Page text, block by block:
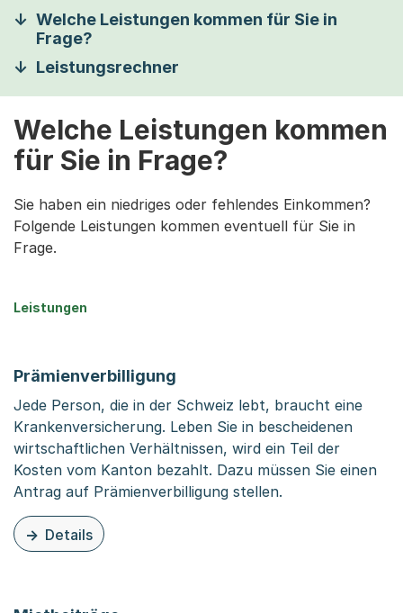
Welche Leistungen kommen für Sie in
Frage?
Leistungsrechner
Welche Leistungen kommen
für Sie in Frage?
Sie haben ein niedriges oder fehlendes Einkommen?
Folgende Leistungen kommen eventuell für Sie in
Frage.
Leistungen
Prämienverbilligung
Jede Person, die in der Schweiz lebt, braucht eine
Krankenversicherung. Leben Sie in bescheidenen
wirtschaftlichen Verhältnissen, wird ein Teil der
Kosten vom Kanton bezahlt. Dazu müssen Sie einen
Antrag auf Prämienverbilligung stellen.
Details
zu diesem Thema: Prämienverbilligung